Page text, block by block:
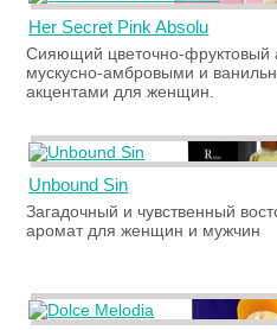
Her Secret Pink Absolu
Сияющий цветочно-фруктовый
мускусно-амбровыми и
акцентами для женщин.
Unbound Sin
Загадочный и чувственный
аромат для женщин и мужчин